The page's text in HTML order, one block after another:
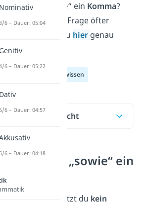
Kommtvor sowie“ ein Komma?
Wenn du dir diese Frage öfter
stellst, dann bist du hier genau
richtig!
Deutsch Allgemeinwissen
Inhaltsübersicht
Setzt du vor „sowie“ ein
setzt du kein
Nominativ
6 – Dauer: 05:04
Genitiv
6 – Dauer: 05:22
Dativ
5/6 – Dauer: 04:57
6 – Dauer: 04:18